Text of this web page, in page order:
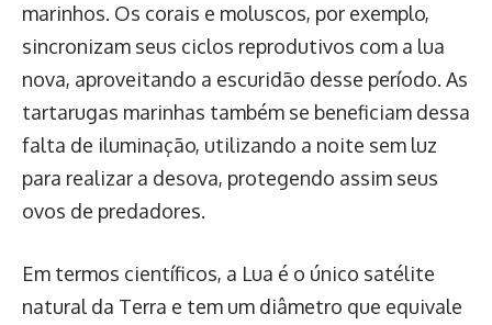
marinhos. Os corais e moluscos, por exemplo,
sincronizam seus ciclos reprodutivos com a lua
nova, aproveitando a escuridão desse período. As
tartarugas marinhas também se beneficiam dessa
falta de iluminação, utilizando a noite sem luz
para realizar a desova, protegendo assim seus
ovos de predadores.
Em termos científicos, a Lua é o único satélite
natural da Terra e tem um diâmetro que equivale